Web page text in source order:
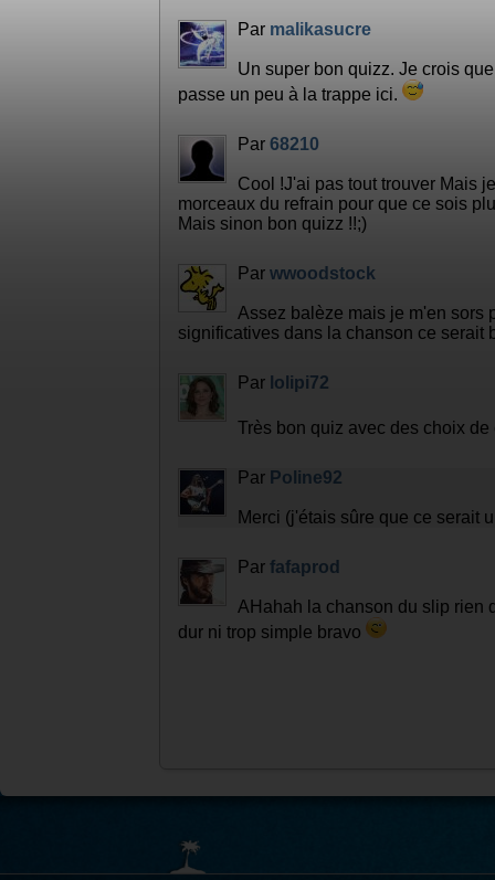
Par malikasucre
Un super bon quizz. Je crois
passe un peu à la trappe ici.
Par 68210
Cool !J'ai pas tout trouver Mais
morceaux du refrain pour que ce sois
Mais sinon bon quizz !!;)
Par wwoodstock
Assez balèze mais je m'en sors
significatives dans la chanson ce serait
Par lolipi72
Très bon quiz avec des choix
Par Poline92
Merci (j'étais sûre que ce serait
Par fafaprod
AHahah la chanson du slip rien
dur ni trop simple bravo